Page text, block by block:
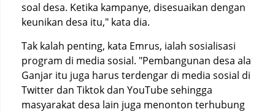
soal desa. Ketika kampanye, disesuaikan dengan
keunikan desa itu," kata dia.
Tak kalah penting, kata Emrus, ialah sosialisasi
program di media sosial. "Pembangunan desa ala
Ganjar itu juga harus terdengar di media sosial di
Twitter dan Tiktok dan YouTube sehingga
masyarakat desa lain juga menonton terhubung